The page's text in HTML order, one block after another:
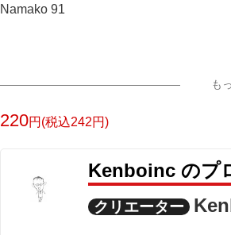
Namako 91
も
220円(税込242円)
Kenboinc のプ
クリエーター